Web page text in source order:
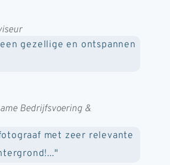
gezellige en ontspannen
Bedrijfsvoering &
met zeer relevante